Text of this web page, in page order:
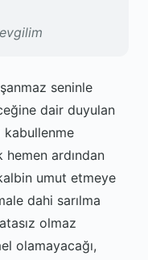
seninle
dair duyulan
kabullenme
ardından
umut etmeye
dahi sarılma
olmaz
olamayacağı,